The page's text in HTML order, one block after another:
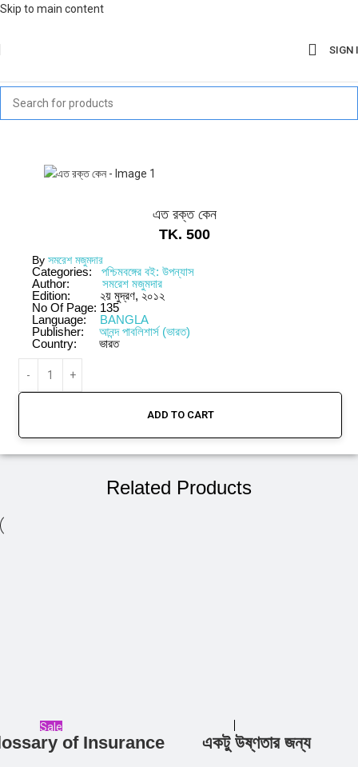
Skip to main content
SIGN
এত রক্ত কেন
TK. 500
By সমরেশ মজুমদার
Categories:
পশ্চিমবঙ্গের বই: উপন্যাস
Author:
সমরেশ মজুমদার
Edition:
২য় মুদ্রণ, ২০১২
No Of Page: 135
Language:
BANGLA
Publisher:
আনন্দ পাবলিশার্স (ভারত)
Country:
ভারত
ADD TO CART
Related Products
Sale
of Insurance Add to cart
একটু উষ্ণতার জন্য